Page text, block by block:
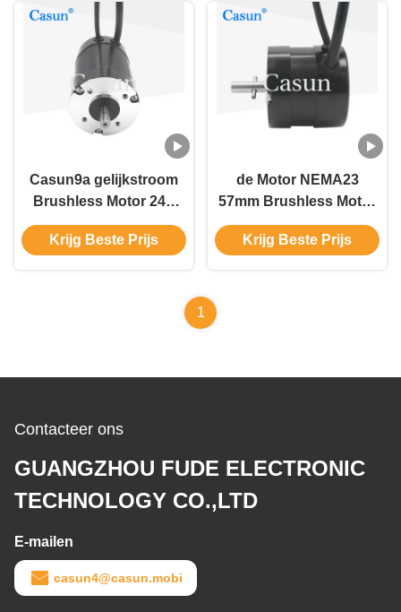
Casun9a gelijkstroom
Brushless Motor 24V
Nema 23 stepper
motor4500rpm Hoge
Krijg Beste Prijs
de Motor NEMA23
57mm Brushless Motor
0.3N.M Max Torque van
500W 24V BLDC van
Krijg Beste Prijs
1
Contacteer ons
GUANGZHOU FUDE ELECTRONIC
TECHNOLOGY CO.,LTD
E-mailen
casun4@casun.mobi